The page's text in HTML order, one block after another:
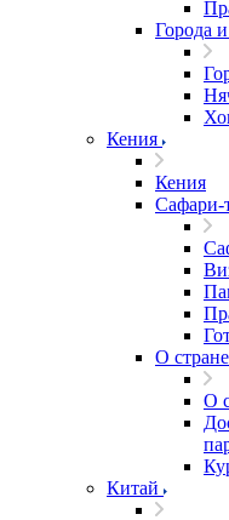
Города
Кения
Кения
Сафари-
О стране
О
Китай